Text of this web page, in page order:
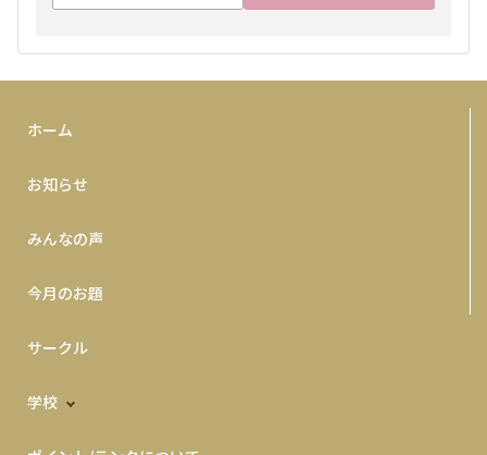
ホーム
お知らせ
みんなの声
今月のお題
サークル
学校